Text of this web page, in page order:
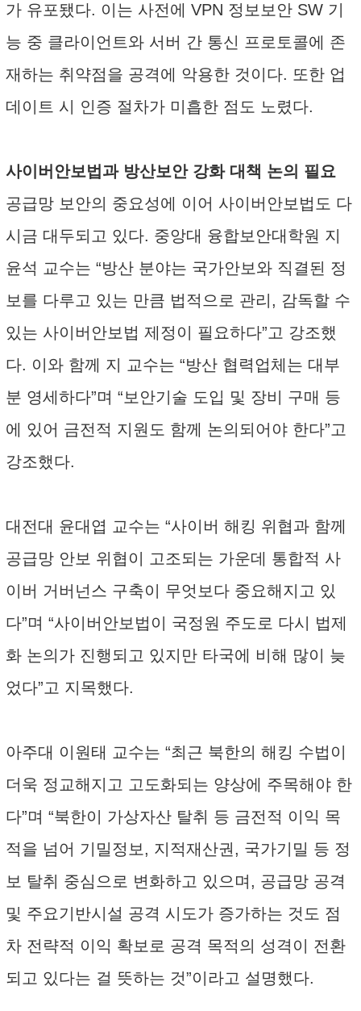
가 유포됐다. 이는 사전에 VPN 정보보안 SW 기
능 중 클라이언트와 서버 간 통신 프로토콜에 존
재하는 취약점을 공격에 악용한 것이다. 또한 업
데이트 시 인증 절차가 미흡한 점도 노렸다.
사이버안보법과 방산보안 강화 대책 논의 필요
공급망 보안의 중요성에 이어 사이버안보법도 다
시금 대두되고 있다. 중앙대 융합보안대학원 지
윤석 교수는 “방산 분야는 국가안보와 직결된 정
보를 다루고 있는 만큼 법적으로 관리, 감독할 수
있는 사이버안보법 제정이 필요하다”고 강조했
다. 이와 함께 지 교수는 “방산 협력업체는 대부
분 영세하다”며 “보안기술 도입 및 장비 구매 등
에 있어 금전적 지원도 함께 논의되어야 한다”고
강조했다.
대전대 윤대엽 교수는 “사이버 해킹 위협과 함께
공급망 안보 위협이 고조되는 가운데 통합적 사
이버 거버넌스 구축이 무엇보다 중요해지고 있
다”며 “사이버안보법이 국정원 주도로 다시 법제
화 논의가 진행되고 있지만 타국에 비해 많이 늦
었다”고 지목했다.
아주대 이원태 교수는 “최근 북한의 해킹 수법이
더욱 정교해지고 고도화되는 양상에 주목해야 한
다”며 “북한이 가상자산 탈취 등 금전적 이익 목
적을 넘어 기밀정보, 지적재산권, 국가기밀 등 정
보 탈취 중심으로 변화하고 있으며, 공급망 공격
및 주요기반시설 공격 시도가 증가하는 것도 점
차 전략적 이익 확보로 공격 목적의 성격이 전환
되고 있다는 걸 뜻하는 것”이라고 설명했다.